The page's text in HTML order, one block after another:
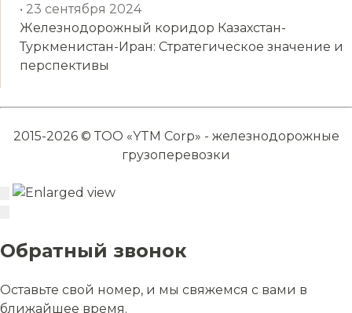
• 23 сентября 2024
Железнодорожный коридор Казахстан-
Туркменистан-Иран: Стратегическое значение и
перспективы
2015-2026 © ТОО «YTM Corp» - железнодорожные
грузоперевозки
Обратный звонок
Оставьте свой номер, и мы свяжемся с вами в
ближайшее время.